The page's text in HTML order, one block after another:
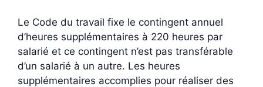
Le Code du travail fixe le contingent annuel
d’heures supplémentaires à 220 heures par
salarié et ce contingent n’est pas transférable
d’un salarié à un autre. Les heures
supplémentaires accomplies pour réaliser des